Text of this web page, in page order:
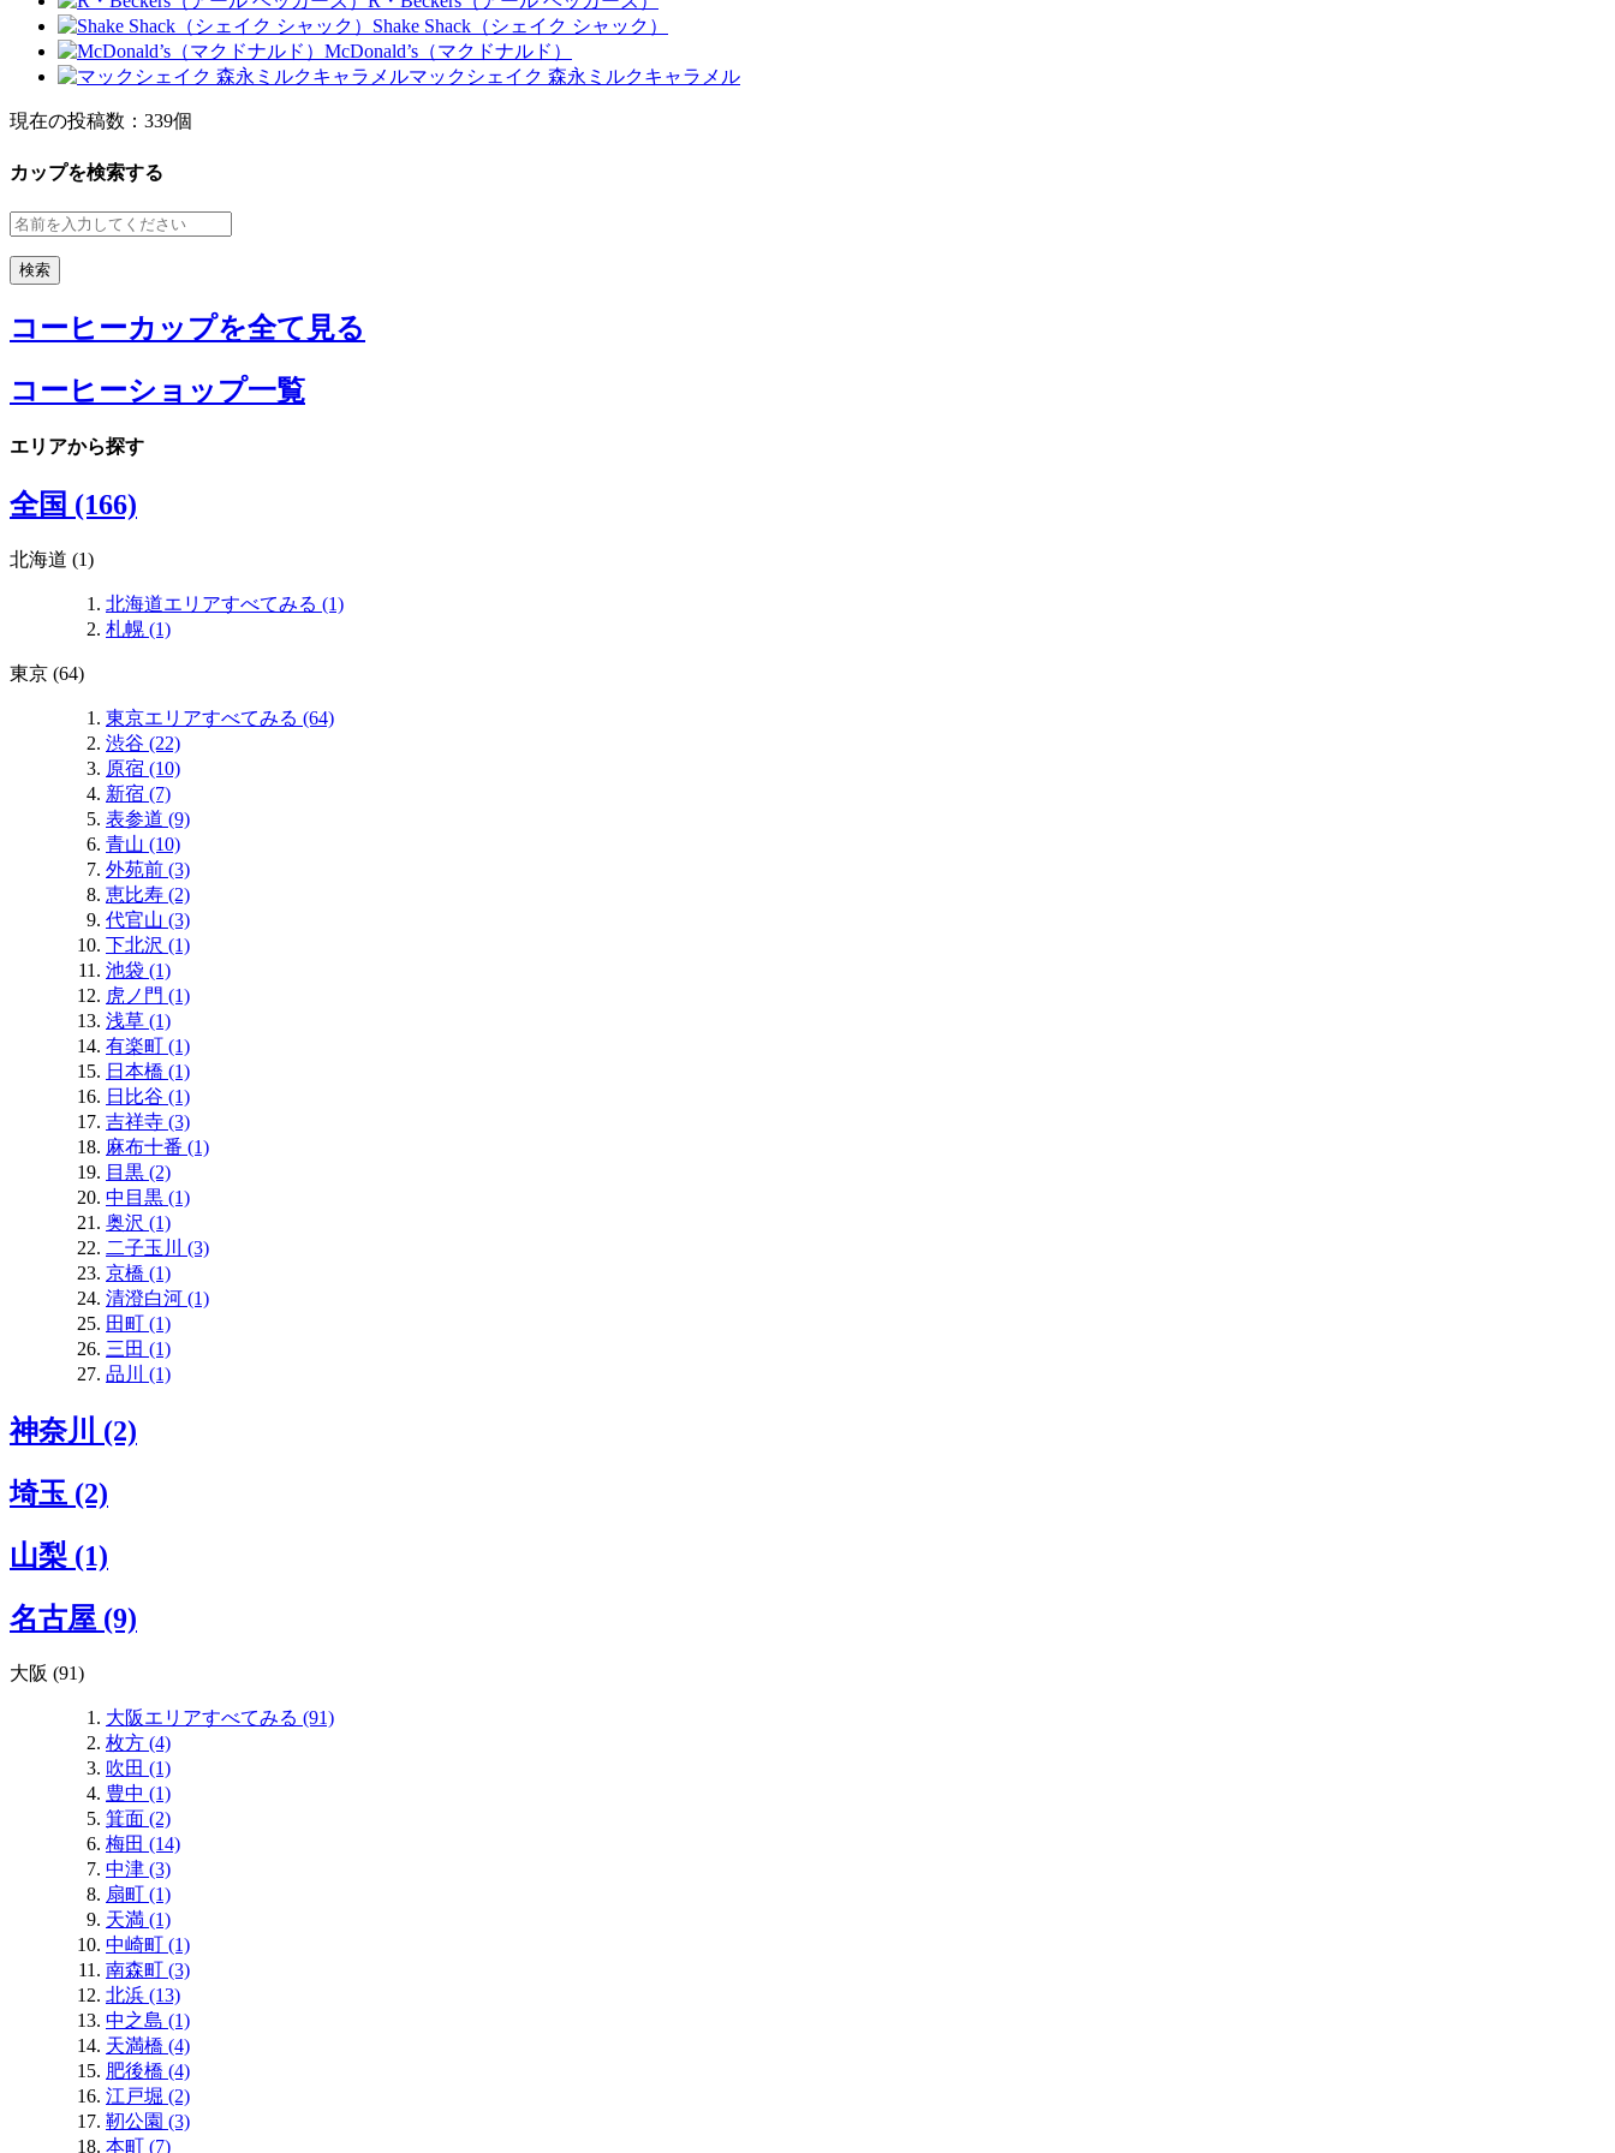
Shake Shack（シェイク シャック）
McDonald’s（マクドナルド）
マックシェイク 森永ミルクキャラメル
現在の投稿数： 339個
カップを検索する
コーヒーカップを全て見る
コーヒーショップ一覧
エリアから探す
全国 (166)
北海道 (1)
北海道エリアすべてみる (1)
札幌 (1)
東京 (64)
東京エリアすべてみる (64)
渋谷 (22)
原宿 (10)
新宿 (7)
表参道 (9)
青山 (10)
外苑前 (3)
恵比寿 (2)
代官山 (3)
下北沢 (1)
池袋 (1)
虎ノ門 (1)
浅草 (1)
有楽町 (1)
日本橋 (1)
日比谷 (1)
吉祥寺 (3)
麻布十番 (1)
目黒 (2)
中目黒 (1)
奥沢 (1)
二子玉川 (3)
京橋 (1)
清澄白河 (1)
田町 (1)
三田 (1)
品川 (1)
神奈川 (2)
埼玉 (2)
山梨 (1)
名古屋 (9)
大阪 (91)
大阪エリアすべてみる (91)
枚方 (4)
吹田 (1)
豊中 (1)
箕面 (2)
梅田 (14)
中津 (3)
扇町 (1)
天満 (1)
中崎町 (1)
南森町 (3)
北浜 (13)
中之島 (1)
天満橋 (4)
肥後橋 (4)
江戸堀 (2)
靭公園 (3)
本町 (7)